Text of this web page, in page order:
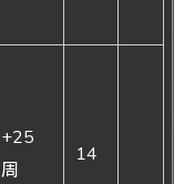
+25
周
14